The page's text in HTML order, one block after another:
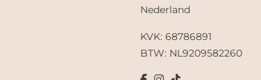
Nederland
KVK: 68786891
BTW: NL9209582260